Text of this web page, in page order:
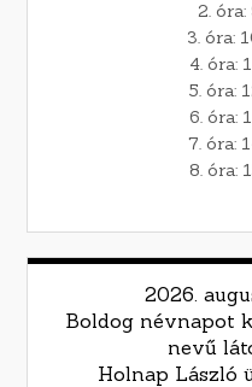
2.
3. óra:
4. óra:
5. óra:
6. óra:
7. óra:
8. óra:
2026.
Boldog névnapot
nevű
Holnap László